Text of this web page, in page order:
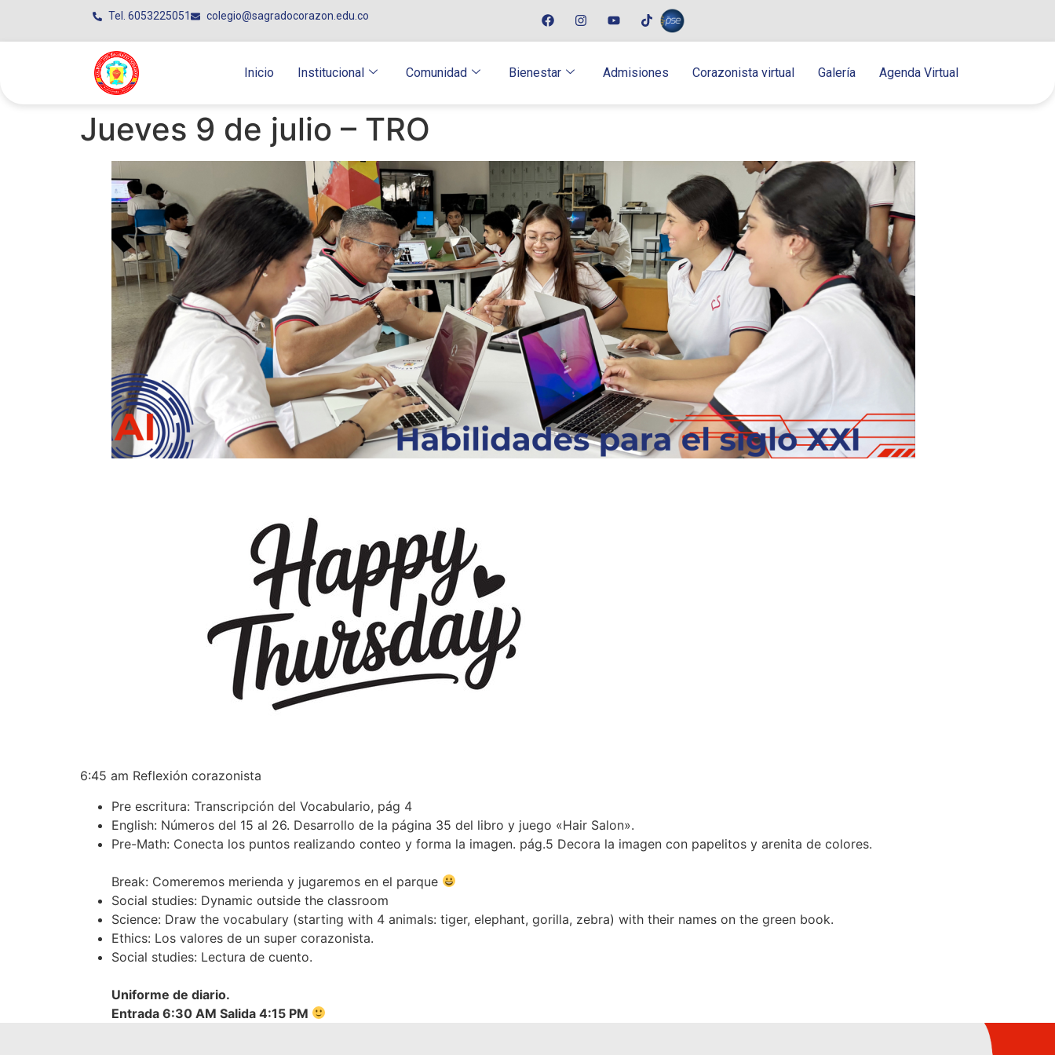
Tel. 6053225051 colegio@sagradocorazon.edu.co
Inicio Institucional Comunidad Bienestar Admisiones Corazonista virtual Galería Agenda Virtual
Jueves 9 de julio – TRO
6:45 am Reflexión corazonista
Pre escritura: Transcripción del Vocabulario, pág 4
English: Números del 15 al 26. Desarrollo de la página 35 del libro y juego «Hair Salon».
Pre-Math: Conecta los puntos realizando conteo y forma la imagen. pág.5 Decora la imagen con papelitos y arenita de colores.
Break: Comeremos merienda y jugaremos en el parque
Social studies: Dynamic outside the classroom
Science: Draw the vocabulary (starting with 4 animals: tiger, elephant, gorilla, zebra) with their names on the green book.
Ethics: Los valores de un super corazonista.
Social studies: Lectura de cuento.
Uniforme de diario.
Entrada 6:30 AM Salida 4:15 PM